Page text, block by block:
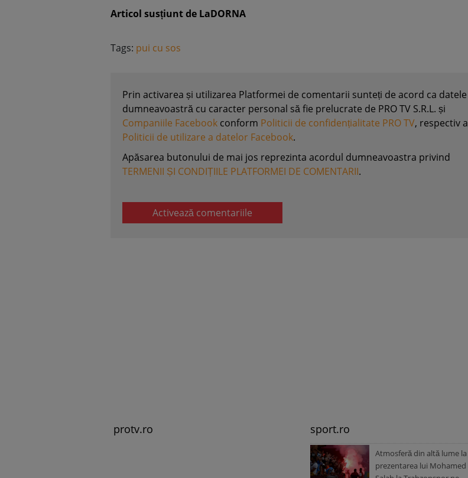
Articol susțiunt de LaDORNA
Tags: pui cu sos
Prin activarea și utilizarea Platformei de comentarii sunteți de acord ca datele
dumneavoastră cu caracter personal să fie prelucrate de PRO TV S.R.L. și
Companiile Facebook conform Politicii de confidențialitate PRO TV, respectiv a
Politicii de utilizare a datelor Facebook.
Apăsarea butonului de mai jos reprezinta acordul dumneavoastra privind
TERMENII ȘI CONDIȚIILE PLATFORMEI DE COMENTARII.
Activează comentariile
protv.ro sport.ro
Atmosferă din altă lume la
prezentarea lui Mohamed